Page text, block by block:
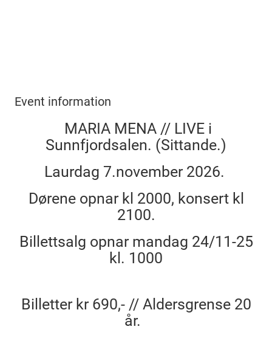
Event information
MARIA MENA // LIVE i
Sunnfjordsalen. (Sittande.)
Laurdag 7.november 2026.
Dørene opnar kl 2000, konsert kl
2100.
Billettsalg opnar mandag 24/11-25
kl. 1000
Billetter kr 690,- // Aldersgrense 20
år.